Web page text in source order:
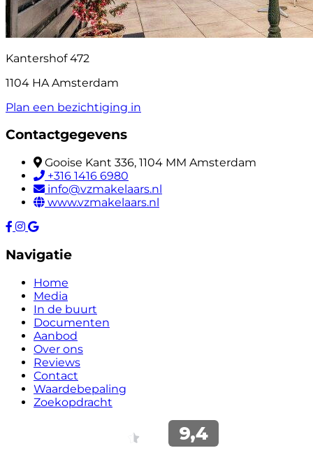
Kantershof 472
1104 HA Amsterdam
Plan een bezichtiging in
Contactgegevens
Gooise Kant 336, 1104 MM Amsterdam
+316 1416 6980
info@vzmakelaars.nl
www.vzmakelaars.nl
Navigatie
Home
Media
In de buurt
Documenten
Aanbod
Over ons
Reviews
Contact
Waardebepaling
Zoekopdracht